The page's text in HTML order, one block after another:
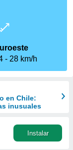
28 km/h
en Chile:
inusuales
Instalar